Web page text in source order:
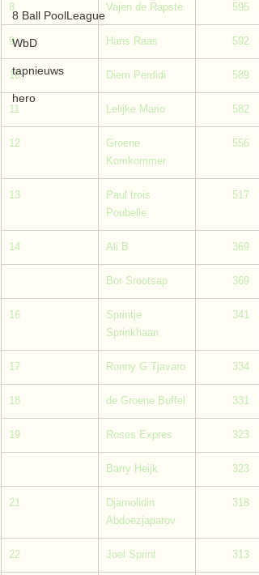
8 Ball PoolLeague
WbD
tapnieuws
hero
8 Vajen de Rapste 595
9 Hans Raas 592
10 Diem Perdidi 589
11 Lelijke Mario 582
12
Groene
Komkommer
556
13
Paul trois
Poubelle
517
14 Ali B 369
Bor Srootsap 369
16
Sprintje
Sprinkhaan
341
17 Ronny G Tjavaro 334
18 de Groene Buffel 331
19 Roses Expres 323
Barry Heijk 323
21
Djamolidin
Abdoezjaparov
318
22 Joel Sprint 313